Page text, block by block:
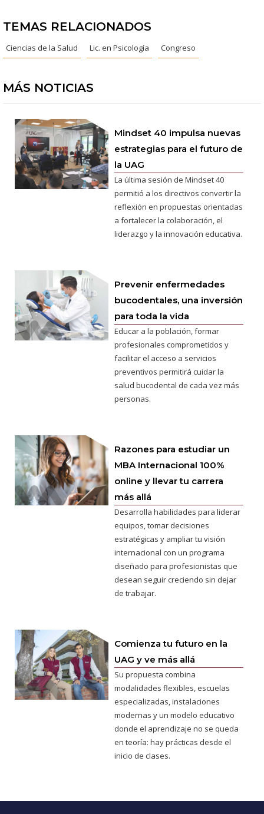
TEMAS RELACIONADOS
Ciencias de la Salud Lic. en Psicología Congreso
MÁS NOTICIAS
Mindset 40 impulsa nuevas
estrategias para el futuro de
la UAG
La última sesión de Mindset 40
permitió a los directivos convertir la
reflexión en propuestas orientadas
a fortalecer la colaboración, el
liderazgo y la innovación educativa.
Prevenir enfermedades
bucodentales, una inversión
para toda la vida
Educar a la población, formar
profesionales comprometidos y
facilitar el acceso a servicios
preventivos permitirá cuidar la
salud bucodental de cada vez más
personas.
Razones para estudiar un
MBA Internacional 100%
online y llevar tu carrera
más allá
Desarrolla habilidades para liderar
equipos, tomar decisiones
estratégicas y ampliar tu visión
internacional con un programa
diseñado para profesionistas que
desean seguir creciendo sin dejar
de trabajar.
Comienza tu futuro en la
UAG y ve más allá
Su propuesta combina
modalidades flexibles, escuelas
especializadas, instalaciones
modernas y un modelo educativo
donde el aprendizaje no se queda
en teoría: hay prácticas desde el
inicio de clases.